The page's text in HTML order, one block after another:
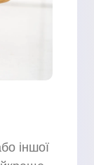
іншої